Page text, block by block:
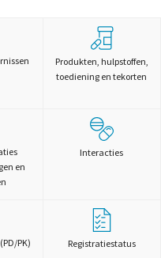
Produkten, hulpstoffen,
toediening en tekorten
en
Interacties
PK) Registratiestatus